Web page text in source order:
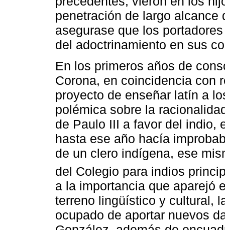
penetración de largo
asegurase que los
del adoctrinamiento en sus
En los primeros años de
Corona, en coincidencia con
proyecto de enseñar latín a
polémica sobre la
de Paulo III a favor del indio,
hasta ese año hacía
de un clero indígena, ese
del Colegio para indios
a la importancia que aparejó
terreno lingüístico y cultural,
ocupado de aportar nuevos